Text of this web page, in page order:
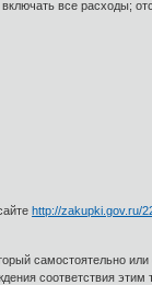
все расходы;
http://zakupki.gov.ru/
самостоятельно
соответствия этим